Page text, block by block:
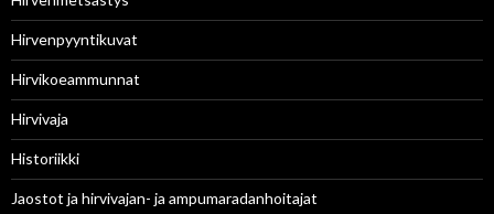
Hirvenpyyntikuvat
Hirvikoeammunnat
Hirvivaja
Historiikki
Jaostot ja hirvivajan- ja ampumaradanhoitajat